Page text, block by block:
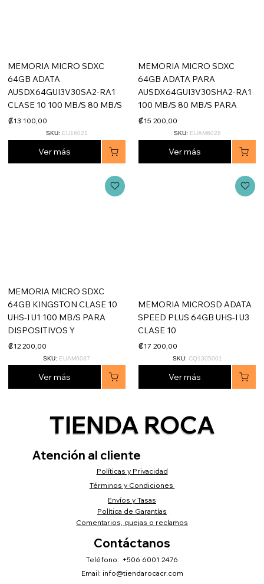
MEMORIA MICRO SDXC
64GB ADATA
AUSDX64GUI3V30SA2-RA1
CLASE 10 100 MB/S 80 MB/S
₡13 100,00
Ver más
SKU: EU16021
MEMORIA MICRO SDXC
64GB ADATA PARA
AUSDX64GUI3V30SHA2-RA1
100 MB/S 80 MB/S PARA
₡15 200,00
Ver más
SKU: EUAM6028
MEMORIA MICRO SDXC
64GB KINGSTON CLASE 10
UHS-I U1 100 MB/S PARA
DISPOSITIVOS Y
₡12 200,00
Ver más
SKU: EUAM6037
MEMORIA MICROSD ADATA
SPEED PLUS 64GB UHS-I U3
CLASE 10
₡17 200,00
Ver más
SKU: CQ1305001
TIENDA ROCA
Atención al cliente
Políticas y Privacidad
Términos y Condiciones
Envíos y Tasas
Política de Garantías
Comentarios, quejas o reclamos
Contáctanos
Teléfono: +506 6001 2476
Email: info@tiendarocacr.com